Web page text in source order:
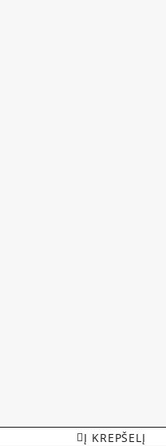
Į KREPŠELĮ